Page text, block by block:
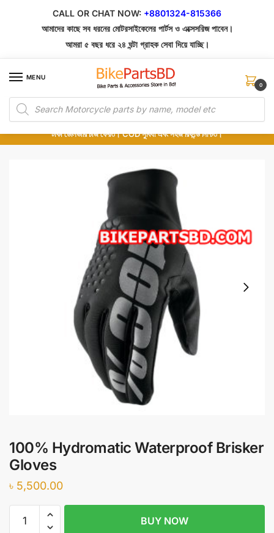
CALL OR CHAT NOW: +8801324-815366
আমাদের কাছে সব ধরনের মোটরসাইকেলের পার্টস ও এক্সেসরিজ পাবেন।
আমরা ৫ বছর ধরে ২৪ ঘন্টা গ্রাহক সেবা দিয়ে যাচ্ছি।
MENU
Products
search
0
১০০% অরিজিনাল পার্টস – শোরুম থেকে সরাসরি সংগ্রহ এবং শুধুমাত্র কুরিয়ার সার্ভিসে ডেলিভারি।
অর্ডার করার পর পার্টের ছবি দেখুন। পছন্দ হলে Cash on Delivery দিন, না হলে ৫ মিনিটে ১৯৯
টাকা ডেলিভারি চার্জ ফেরত। COD সুবিধা এবং সহজ রিফান্ড নিশ্চিত।
100% Hydromatic Waterproof Brisker
Gloves
৳ 5,500.00
Hydromatic
BUY NOW